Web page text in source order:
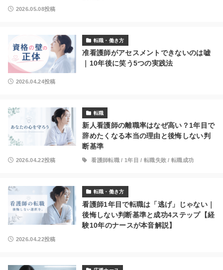
2026.05.08投稿
転職・働き方
准看護師がアセスメントできないのは嘘
｜10年後に笑う5つの実践法
2026.04.24投稿
転職
新人看護師の離職率はなぜ高い？1年目で
辞めたくなる本当の理由と後悔しない判
断基準
2026.04.22投稿 看護師転職/ 1年目 / 転職失敗 /転職成功
転職・働き方
看護師1年目で転職は「逃げ」じゃない｜
後悔しない判断基準と成功4ステップ【経
験10年のナースが本音解説】
2026.04.22投稿